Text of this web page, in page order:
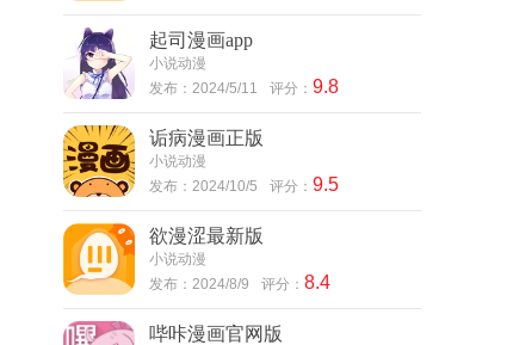
起司漫画app
小说动漫
发布：2024/5/11
评分： 9.8
诟病漫画正版
小说动漫
发布：2024/10/5
评分： 9.5
欲漫涩最新版
小说动漫
发布：2024/8/9
评分： 8.4
哔咔漫画官网版